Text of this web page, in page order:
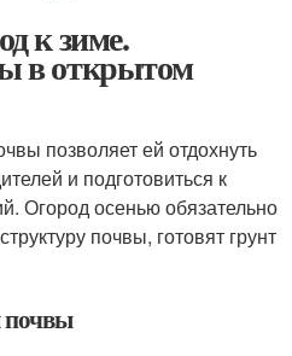
к зиме.
в открытом
позволяет ей отдохнуть
и подготовиться к
Огород осенью обязательно
почвы, готовят грунт
почвы